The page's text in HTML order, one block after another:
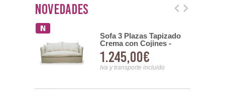
Novedades
Sofa 3 Plazas Tapizado
Crema con Cojines -
Serie Nigeria
1.245,00€
Iva y transporte incluido